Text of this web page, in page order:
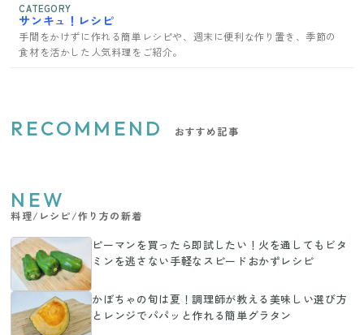
CATEGORY
サンキュ！レシピ
手間をかけずに作れる簡単レシピや、週末に便利な作り置き、季節の
食材を活かした人気料理をご紹介。
RECOMMEND おすすめ記事
NEW
料理/レシピ/作り方の新着
ピーマンを買ったら即試したい！火を通してもビタ
ミンを逃さない手軽なスピードおかずレシピ
かぼちゃの旬は夏！調理師が教える美味しい選び方
とレンジでパパッと作れる簡単グラタン